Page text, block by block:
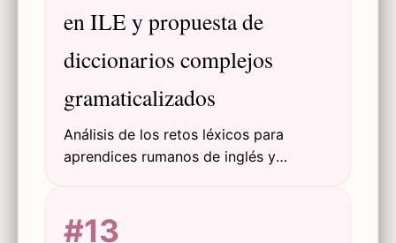
en ILE y propuesta de
diccionarios complejos
gramaticalizados
Análisis de los retos léxicos para
aprendices rumanos de inglés y
integra gramática, semántica y
#13